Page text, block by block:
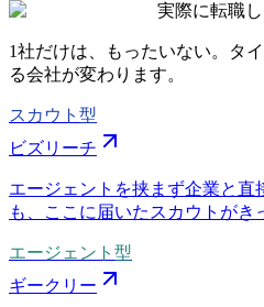
実際に転職
1社だけは、もったいない。タ
る会社が変わります。
スカウト型
ビズリーチ
エージェントを挟まず企業と直
も、ここに届いたスカウトがき
エージェント型
ギークリー